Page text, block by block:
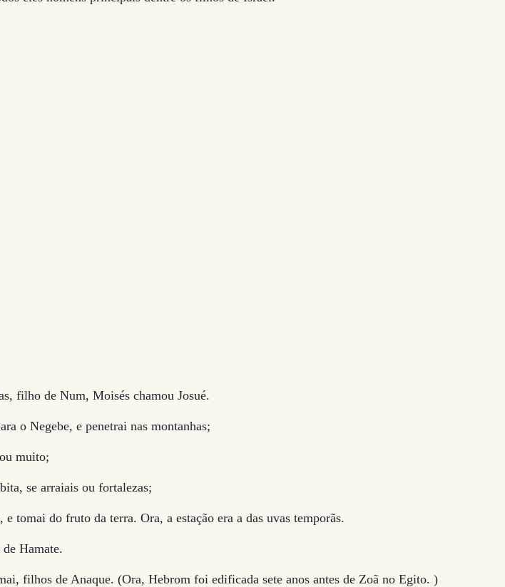
filho de Num, Moisés chamou Josué.
o Negebe, e penetrai nas montanhas;
muito;
se arraiais ou fortalezas;
tomai do fruto da terra. Ora, a estação era a das uvas temporãs.
Hamate.
filhos de Anaque. (Ora, Hebrom foi edificada sete anos antes de Zoã no Egito. )